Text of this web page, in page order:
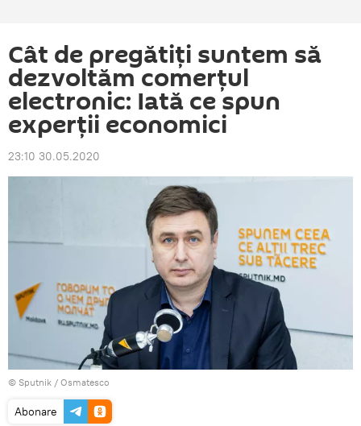
Cât de pregătiți suntem să
dezvoltăm comerțul
electronic: Iată ce spun
experții economici
23:10 30.05.2020
© Sputnik / Osmatesco
Abonare